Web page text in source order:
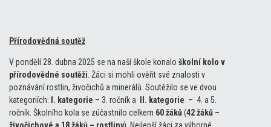
Přírodovědná soutěž
V pondělí 28. dubna 2025 se na naší škole konalo školní kolo v
přírodovědné soutěži . Žáci si mohli ověřit své znalosti v
poznávání rostlin, živočichů a minerálů. Soutěžilo se ve dvou
kategoriích: I. kategorie – 3. ročník a II. kategorie – 4. a 5.
ročník. Školního kola se zúčastnilo celkem 60 žáků(42 žáků –
živočichové a 18 žáků – rostliny). Nejlepší žáci za výborné